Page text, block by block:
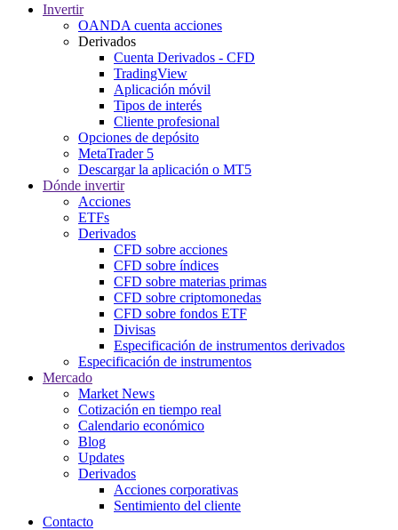
Invertir
OANDA cuenta acciones
Derivados
Cuenta Derivados - CFD
TradingView
Aplicación móvil
Tipos de interés
Cliente profesional
Opciones de depósito
MetaTrader 5
Descargar la aplicación o MT5
Dónde invertir
Acciones
ETFs
Derivados
CFD sobre acciones
CFD sobre índices
CFD sobre materias primas
CFD sobre criptomonedas
CFD sobre fondos ETF
Divisas
Especificación de instrumentos derivados
Especificación de instrumentos
Mercado
Market News
Cotización en tiempo real
Calendario económico
Blog
Updates
Derivados
Acciones corporativas
Sentimiento del cliente
Contacto